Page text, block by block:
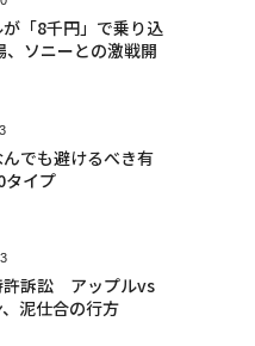
「8千円」で乗り込
、ソニーとの激戦開
でも避けるべき有
タイプ
許訴訟 アップルvs
泥仕合の行方